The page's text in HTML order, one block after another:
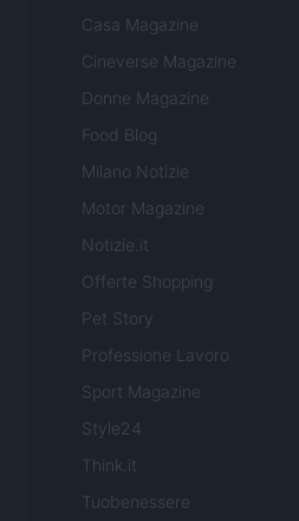
Casa Magazine
Cineverse Magazine
Donne Magazine
Food Blog
Milano Notizie
Motor Magazine
Notizie.it
Offerte Shopping
Pet Story
Professione Lavoro
Sport Magazine
Style24
Think.it
Tuobenessere